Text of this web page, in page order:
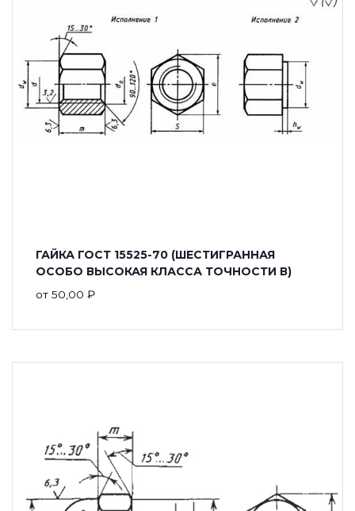
ГАЙКА ГОСТ 15525-70 (ШЕСТИГРАННАЯ
ОСОБО ВЫСОКАЯ КЛАССА ТОЧНОСТИ В)
от 50,00 ₽